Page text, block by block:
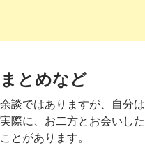
まとめなど
余談ではありますが、自分は
実際に、お二方とお会いした
ことがあります。